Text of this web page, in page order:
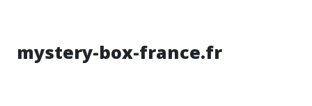
mystery-box-france.fr